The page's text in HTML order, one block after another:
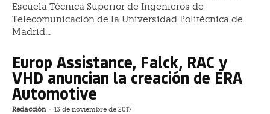
Escuela Técnica Superior de Ingenieros de
Telecomunicación de la Universidad Politécnica de
Madrid...
Europ Assistance, Falck, RAC y
VHD anuncian la creación de ERA
Automotive
Redacción - 13 de noviembre de 2017